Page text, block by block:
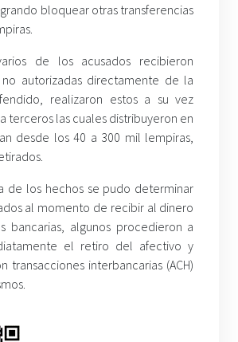
bloquear otras transferencias
de los acusados recibieron
no autorizadas directamente de la
realizaron estos a su vez
terceros las cuales distribuyeron en
desde los 40 a 300 mil lempiras,
de los hechos se pudo determinar
al momento de recibir al dinero
bancarias, algunos procedieron a
el retiro del afectivo y
transacciones interbancarias (ACH)